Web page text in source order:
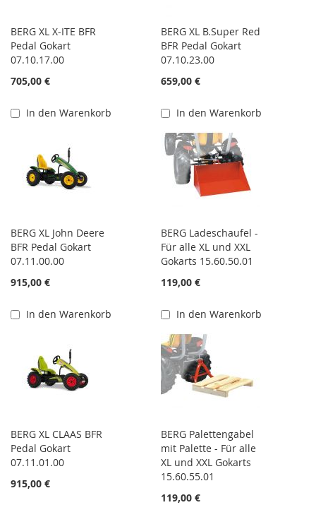
BERG XL X-ITE BFR
Pedal Gokart
07.10.17.00
705,00 €
In den Warenkorb
BERG XL B.Super Red
BFR Pedal Gokart
07.10.23.00
659,00 €
In den Warenkorb
BERG XL John Deere
BFR Pedal Gokart
07.11.00.00
915,00 €
In den Warenkorb
BERG Ladeschaufel -
Für alle XL und XXL
Gokarts 15.60.50.01
119,00 €
In den Warenkorb
BERG XL CLAAS BFR
Pedal Gokart
07.11.01.00
915,00 €
BERG Palettengabel
mit Palette - Für alle
XL und XXL Gokarts
15.60.55.01
119,00 €